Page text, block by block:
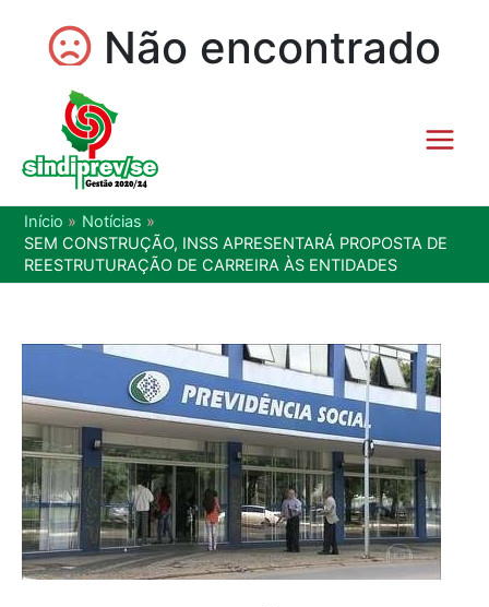
Início
Notícias
SEM CONSTRUÇÃO, INSS APRESENTARÁ PROPOSTA DE
REESTRUTURAÇÃO DE CARREIRA ÀS ENTIDADES